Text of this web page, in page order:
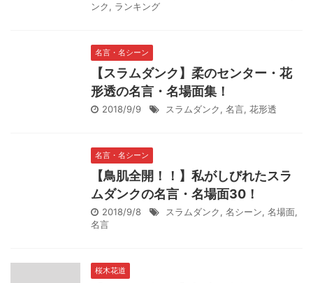
ンク, ランキング
名言・名シーン
【スラムダンク】柔のセンター・花
形透の名言・名場面集！
2018/9/9 スラムダンク, 名言, 花形透
名言・名シーン
【鳥肌全開！！】私がしびれたスラ
ムダンクの名言・名場面30！
2018/9/8 スラムダンク, 名シーン, 名場面,
名言
桜木花道